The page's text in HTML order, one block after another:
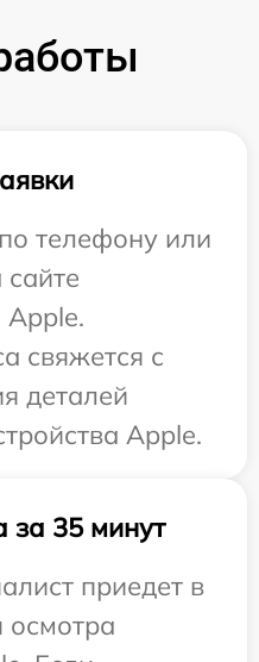
телефону или
сайте
Apple.
свяжется с
деталей
Apple.
за 35 минут
приедет в
осмотра